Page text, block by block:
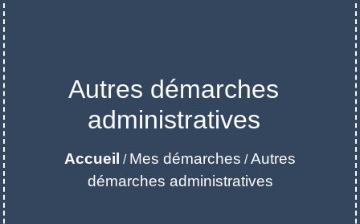
Autres démarches
administratives
Accueil / Mes démarches /Autres
démarches administratives